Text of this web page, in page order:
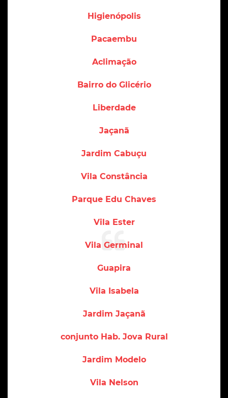
Higienópolis
Pacaembu
Aclimação
Bairro do Glicério
Liberdade
Jaçanã
Jardim Cabuçu
Vila Constância
Parque Edu Chaves
Vila Ester
Vila Germinal
Guapira
Vila Isabela
Jardim Jaçanã
conjunto Hab. Jova Rural
Jardim Modelo
Vila Nelson